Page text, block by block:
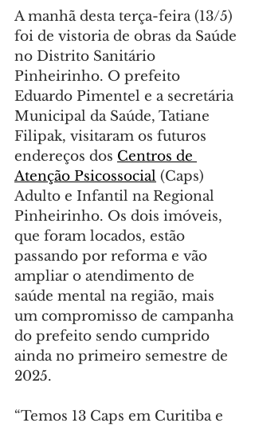
A manhã desta terça-feira (13/5)
foi de vistoria de obras da Saúde
no Distrito Sanitário
Pinheirinho. O prefeito
Eduardo Pimentel e a secretária
Municipal da Saúde, Tatiane
Filipak, visitaram os futuros
endereços dos Centros de
Atenção Psicossocial (Caps)
Adulto e Infantil na Regional
Pinheirinho. Os dois imóveis,
que foram locados, estão
passando por reforma e vão
ampliar o atendimento de
saúde mental na região, mais
um compromisso de campanha
do prefeito sendo cumprido
ainda no primeiro semestre de
2025.
“Temos 13 Caps em Curitiba e